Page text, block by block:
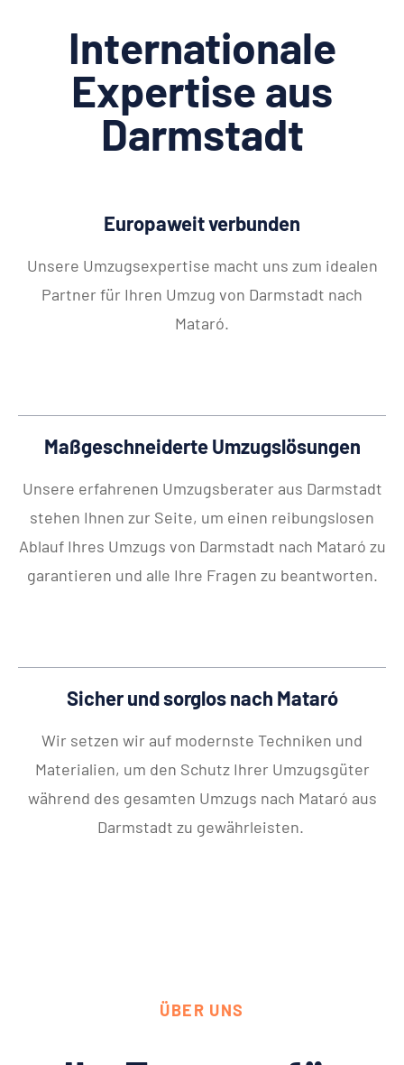
Internationale
Expertise aus
Darmstadt
Europaweit verbunden
Unsere Umzugsexpertise macht uns zum idealen
Partner für Ihren Umzug von Darmstadt nach
Mataró.
Maßgeschneiderte Umzugslösungen
Unsere erfahrenen Umzugsberater aus Darmstadt
stehen Ihnen zur Seite, um einen reibungslosen
Ablauf Ihres Umzugs von Darmstadt nach Mataró zu
garantieren und alle Ihre Fragen zu beantworten.
Sicher und sorglos nach Mataró
Wir setzen wir auf modernste Techniken und
Materialien, um den Schutz Ihrer Umzugsgüter
während des gesamten Umzugs nach Mataró aus
Darmstadt zu gewährleisten.
ÜBER UNS